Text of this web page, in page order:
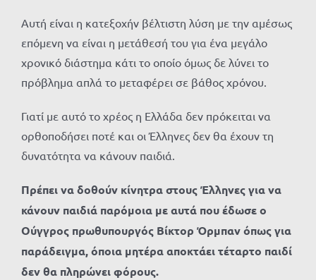
Αυτή είναι η κατεξοχήν βέλτιστη λύση με την αμέσως
επόμενη να είναι η μετάθεσή του για ένα μεγάλο
χρονικό διάστημα κάτι το οποίο όμως δε λύνει το
πρόβλημα απλά το μεταφέρει σε βάθος χρόνου.
Γιατί με αυτό το χρέος η Ελλάδα δεν πρόκειται να
ορθοποδήσει ποτέ και οι Έλληνες δεν θα έχουν τη
δυνατότητα να κάνουν παιδιά.
Πρέπει να δοθούν κίνητρα στους Έλληνες για να
κάνουν παιδιά παρόμοια με αυτά που έδωσε ο
Ούγγρος πρωθυπουργός Βίκτορ Όρμπαν όπως για
παράδειγμα, όποια μητέρα αποκτάει τέταρτο παιδί
δεν θα πληρώνει φόρους.